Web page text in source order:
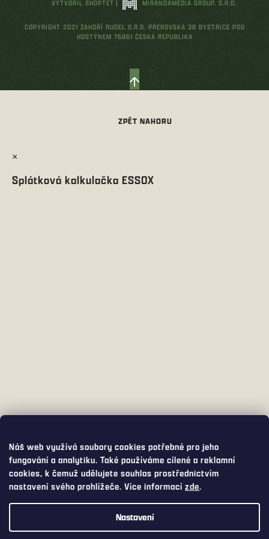
Náš web využívá soubory cookies potřebné pro jeho
fungování a analytiku. Také používáme cílené a reklamní
cookies, k čemuž udělujete souhlas prostřednictvím
nastavení svého prohlížeče. Více informacízde.
Nastavení
VYTVOŘIL SHOPTET MIRANDAMEDIA GROUP, S.R.O.
COPYRIGHT 2021 ZÁHOŘÍ RUDEL S.R.O. PŘEROVSKÁ 38 BYSTŘICE POD
HOSTÝNEM 76861 ČESKÁ REPUBLIKA
×
Splátková kalkulačka ESSOX